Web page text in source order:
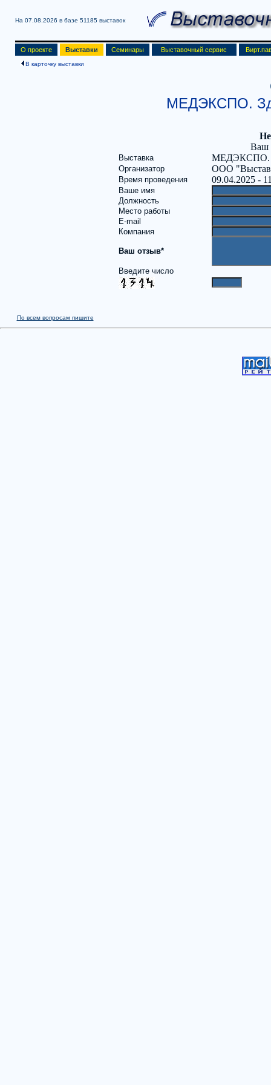
На 07.08.2026 в базе 51185 выставок
О проекте Выставки Семинары Выставочный сервис
В карточку выставки
МЕДЭКСПО.
Ваш
Выставка МЕДЭКСПО.
Организатор ООО
Время проведения 09.04.2025 -
Ваше имя
Должность
Место работы
E-mail
Компания
Ваш отзыв*
Введите число
По всем вопросам пишите